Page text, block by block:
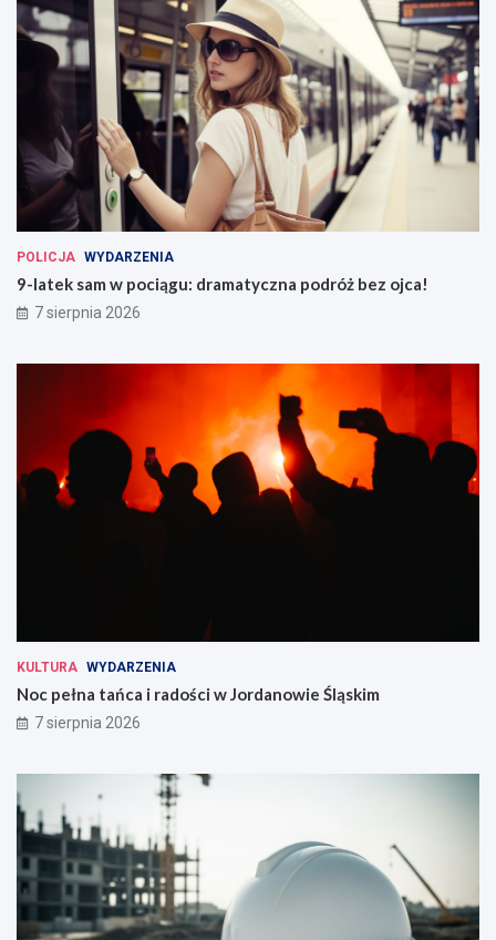
POLICJA WYDARZENIA
9-latek sam w pociągu: dramatyczna podróż bez ojca!
7 sierpnia 2026
KULTURA WYDARZENIA
Noc pełna tańca i radości w Jordanowie Śląskim
7 sierpnia 2026